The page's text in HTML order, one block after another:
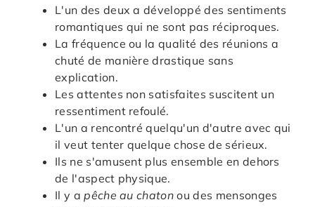
L'un des deux a développé des sentiments
romantiques qui ne sont pas réciproques.
La fréquence ou la qualité des réunions a
chuté de manière drastique sans
explication.
Les attentes non satisfaites suscitent un
ressentiment refoulé.
L'un a rencontré quelqu'un d'autre avec qui
il veut tenter quelque chose de sérieux.
Ils ne s'amusent plus ensemble en dehors
de l'aspect physique.
Il y apêche au chaton ou des mensonges